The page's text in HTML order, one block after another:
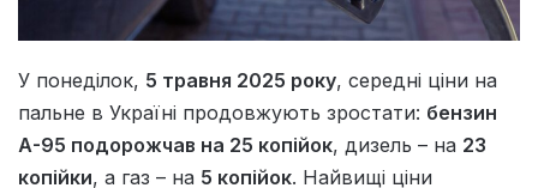
У понеділок, 5 травня 2025 року, середні ціни на
пальне в Україні продовжують зростати: бензин
А-95 подорожчав на 25 копійок, дизель – на 23
копійки, а газ – на 5 копійок. Найвищі ціни